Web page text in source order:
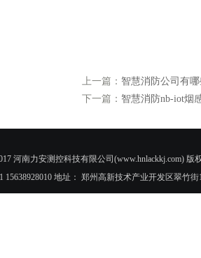
上一篇： 智慧消防公司有
下一篇： 智慧消防nb-iot烟
河南力安测控科技有限公司(www.hnlackkj.com)
15638928010 地址： 郑州高新技术产业开发区翠竹